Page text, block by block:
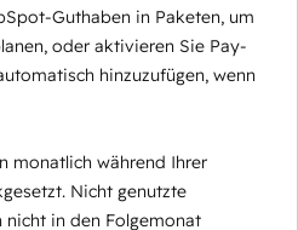
Guthaben in Paketen, um
oder aktivieren Sie Pay-
hinzuzufügen, wenn
monatlich während Ihrer
Nicht genutzte
in den Folgemonat